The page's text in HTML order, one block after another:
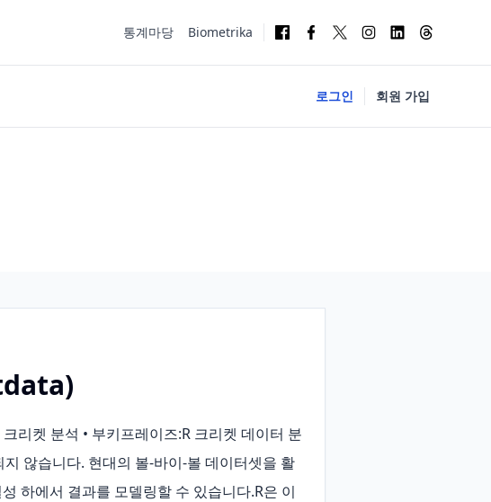
통계마당 Biometrika
로그인 회원 가입
리켓 분석 • 부키프레이즈:R 크리켓 데이터 분
않습니다. 현대의 볼‑바이‑볼 데이터셋을 활
하에서 결과를 모델링할 수 있습니다.R은 이